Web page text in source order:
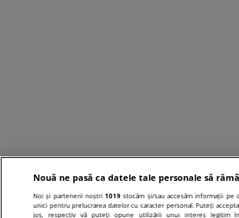
Nouă ne pasă ca datele tale personale să
Noi și partenerii noștri1019 stocăm și/sau accesăm informații
unici pentru prelucrarea datelor cu caracter personal. Puteți
jos, respectiv vă puteți opune utilizării unui interes legitim